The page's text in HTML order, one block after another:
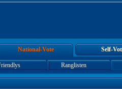
National-Vote Self-
Ranglisten